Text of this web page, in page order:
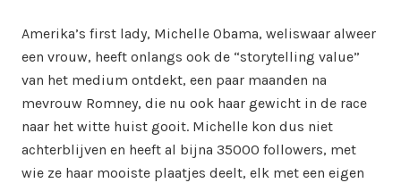
Amerika’s first lady, Michelle Obama, weliswaar alweer
een vrouw, heeft onlangs ook de “storytelling value”
van het medium ontdekt, een paar maanden na
mevrouw Romney, die nu ook haar gewicht in de race
naar het witte huist gooit. Michelle kon dus niet
achterblijven en heeft al bijna 35000 followers, met
wie ze haar mooiste plaatjes deelt, elk met een eigen